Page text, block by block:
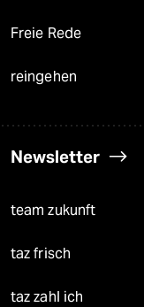
Freie Rede
reingehen
Newsletter
team zukunft
taz frisch
taz zahl ich